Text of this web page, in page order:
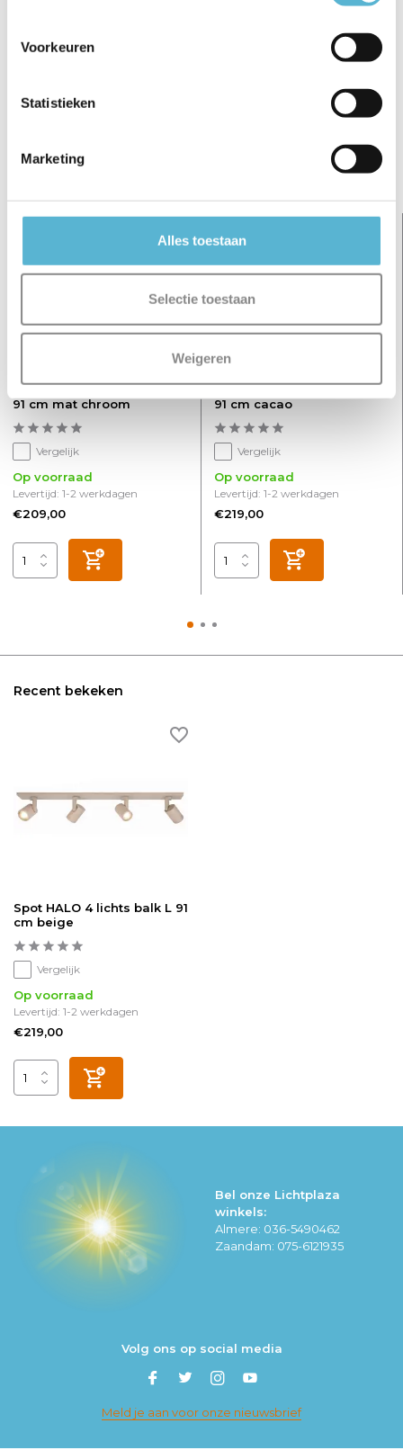
Voorkeuren
Statistieken
Marketing
Alles toestaan
Selectie toestaan
Weigeren
0
Spot HALO 4 lichts balk L
91 cm mat chroom
Vergelijk
Op voorraad
Levertijd: 1-2 werkdagen
€209,00
Spot HALO 4 lichts balk L
91 cm cacao
Vergelijk
Op voorraad
Levertijd: 1-2 werkdagen
€219,00
Recent bekeken
Spot HALO 4 lichts balk L 91
cm beige
Vergelijk
Op voorraad
Levertijd: 1-2 werkdagen
€219,00
Bel onze Lichtplaza
winkels:
Almere: 036-5490462
Zaandam: 075-6121935
Volg ons op social media
Meld je aan voor onze nieuwsbrief